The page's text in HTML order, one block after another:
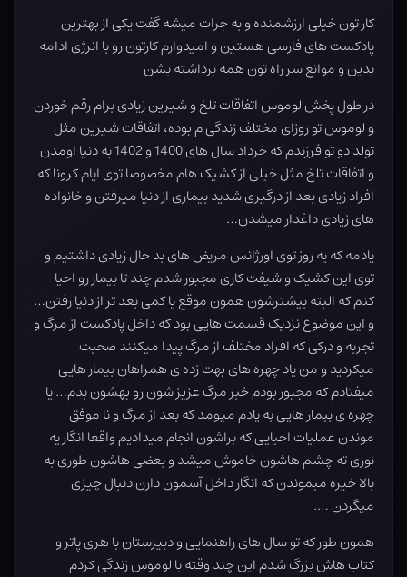
کار تون خیلی ارزشمنده و به جرات میشه گفت یکی از بهترین
پادکست های فارسی هستین و امیدوارم کارتون رو با انرژی ادامه
بدین و موانع سر راه تون همه برداشته بشن
در طول پخش لوموس اتفاقات تلخ و شیرین زیادی برام رقم خوردن
و لوموس تو روزای مختلف زندگی م بوده، اتفاقات شیرین مثل
تولد دو تو فرزندم که خرداد سال های 1400 و 1402 به دنیا اومدن
و اتفاقات تلخ مثل خیلی از کشیک هام مخصوصا توی ایام کرونا که
افراد زیادی بعد از درگیری شدید بیماری از دنیا میرفتن و خانواده
های زیادی داغدار میشدن…
یادمه که یه روز توی اورژانس مریض های بد حال زیادی داشتیم و
توی این کشیک و شیفت کاری مجبور شدم چند تا بیمار رو احیا
کنم که البته بیشترشون همون موقع یا کمی بعد تر از دنیا رفتن…
و این موضوع نزدیک قسمت هایی بود که داخل پادکست از مرگ و
تجربه و درکی که افراد مختلف از مرگ پیدا میکنند صحبت
میکردید و من یاد چهره های بهت زده ی همراهان بیمار هایی
میفتادم که مجبور بودم خبر مرگ عزیز شون رو بهشون بدم… یا
چهره ی بیمار هایی به یادم میومد که بعد از مرگ و نا موفق
موندن عملیات احیایی که براشون انجام میدادیم واقعا انگار یه
نوری ته چشم هاشون خاموش میشد و بعضی هاشون طوری به
بالا خیره میموندن که انگار داخل آسمون دارن دنبال چیزی
میگردن ….
همون طور که تو سال های راهنمایی و دبیرستان با هری پاتر و
کتاب هاش بزرگ شدم این چند وقته با لوموس زندگی کردم